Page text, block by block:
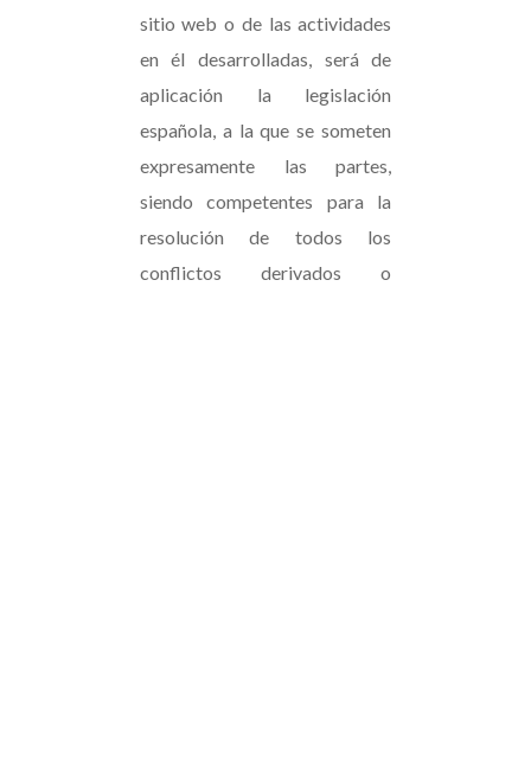
sitio web o de las actividades
en él desarrolladas, será de
aplicación la legislación
española, a la que se someten
expresamente las partes,
siendo competentes para la
resolución de todos los
conflictos derivados o